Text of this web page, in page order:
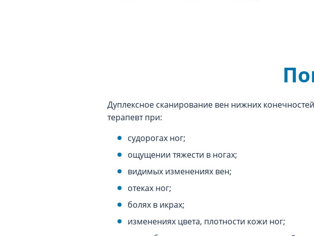
Дуплексное сканирование вен нижних
терапевт при:
судорогах ног;
ощущении тяжести в ногах;
видимых изменениях вен;
отеках ног;
болях в икрах;
изменениях цвета, плотности кожи ног;